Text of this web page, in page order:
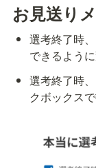
お見送り
選考終了時
できるよう
選考終了時
クボックス